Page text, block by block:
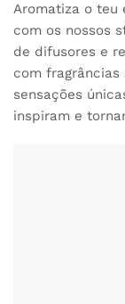
Aromatiza o teu
com os nossos
de difusores e
com
sensações
inspiram e